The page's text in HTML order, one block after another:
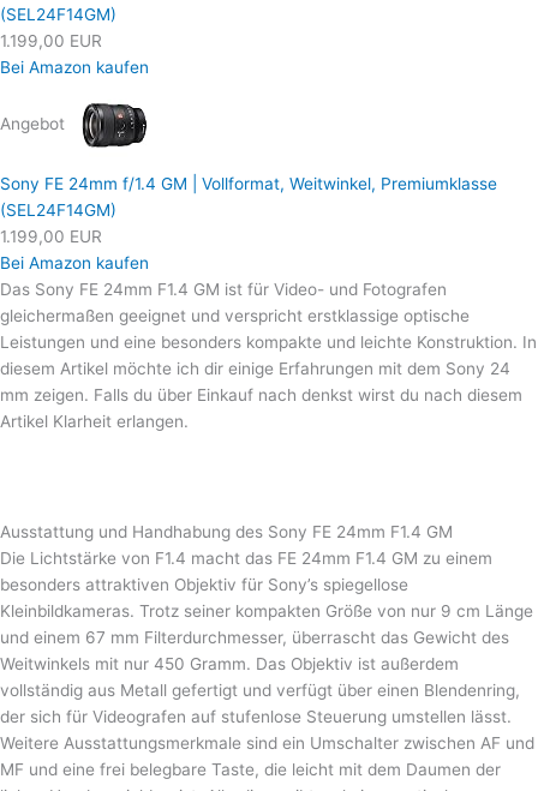
(SEL24F14GM)
1.199,00 EUR
Bei Amazon kaufen
Angebot
Sony FE 24mm f/1.4 GM | Vollformat, Weitwinkel, Premiumklasse
(SEL24F14GM)
1.199,00 EUR
Bei Amazon kaufen
Das Sony FE 24mm F1.4 GM ist für Video- und Fotografen
gleichermaßen geeignet und verspricht erstklassige optische
Leistungen und eine besonders kompakte und leichte Konstruktion. In
diesem Artikel möchte ich dir einige Erfahrungen mit dem Sony 24
mm zeigen. Falls du über Einkauf nach denkst wirst du nach diesem
Artikel Klarheit erlangen.
Ausstattung und Handhabung des Sony FE 24mm F1.4 GM
Die Lichtstärke von F1.4 macht das FE 24mm F1.4 GM zu einem
besonders attraktiven Objektiv für Sony’s spiegellose
Kleinbildkameras. Trotz seiner kompakten Größe von nur 9 cm Länge
und einem 67 mm Filterdurchmesser, überrascht das Gewicht des
Weitwinkels mit nur 450 Gramm. Das Objektiv ist außerdem
vollständig aus Metall gefertigt und verfügt über einen Blendenring,
der sich für Videografen auf stufenlose Steuerung umstellen lässt.
Weitere Ausstattungsmerkmale sind ein Umschalter zwischen AF und
MF und eine frei belegbare Taste, die leicht mit dem Daumen der